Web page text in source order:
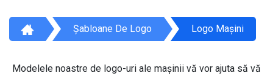
Șabloane De Logo Logo Mașini
Modelele noastre de logo-uri ale mașinii vă vor ajuta să vă